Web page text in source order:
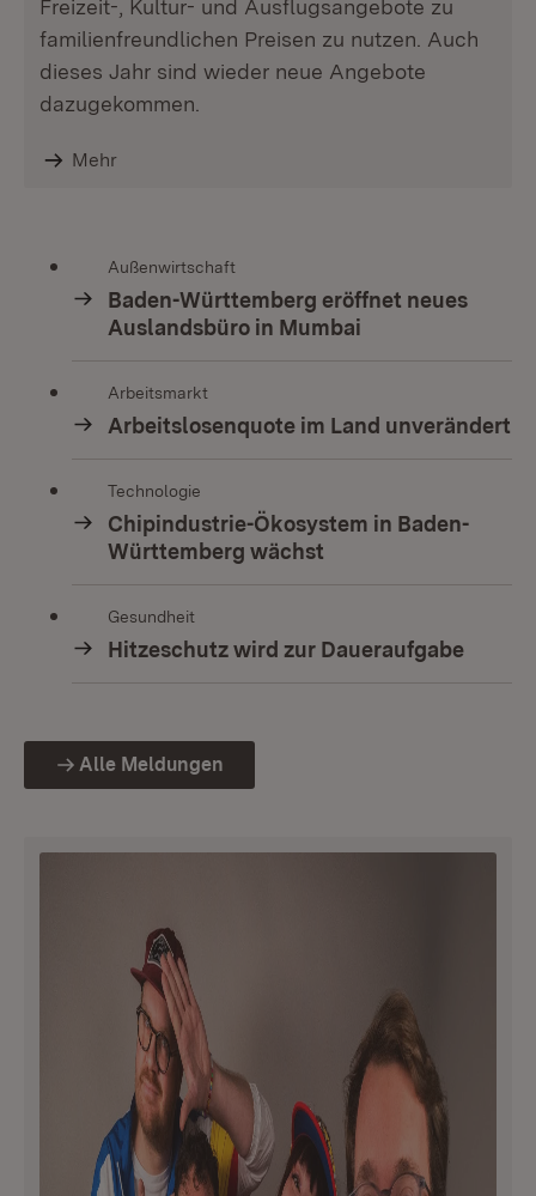
Freizeit-, Kultur- und Ausflugsangebote zu
familienfreundlichen Preisen zu nutzen. Auch
dieses Jahr sind wieder neue Angebote
dazugekommen.
Mehr
Außenwirtschaft
Baden-Württemberg eröffnet neues
Auslandsbüro in Mumbai
Arbeitsmarkt
Arbeitslosenquote im Land unverändert
Technologie
Chipindustrie-Ökosystem in Baden-
Württemberg wächst
Gesundheit
Hitzeschutz wird zur Daueraufgabe
Alle Meldungen